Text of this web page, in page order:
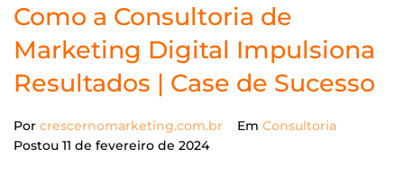
Como a Consultoria de
Marketing Digital Impulsiona
Resultados | Case de Sucesso
Por crescernomarketing.com.br Em Consultoria
Postou 11 de fevereiro de 2024